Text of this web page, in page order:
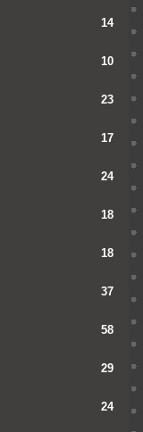
14
10
23
17
24
18
18
37
58
29
24